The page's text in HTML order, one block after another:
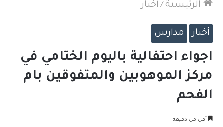
الرئيسية / أخبار
أخبار مدارس
اجواء احتفالية باليوم الختامي في
مركز الموهوبين والمتفوقين بام
الفحم
أقل من دقيقة